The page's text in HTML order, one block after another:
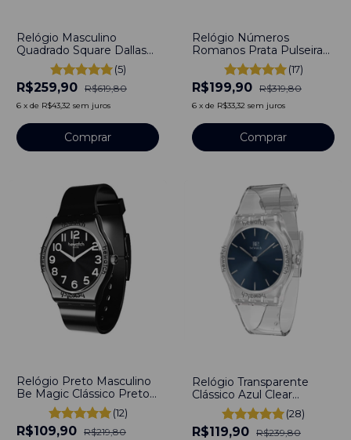
Relógio Masculino
Quadrado Square Dallas
Blue Light Azul Pulseira
de Couro Marrom 40mm
Minimalista Aço
Inoxidável banhado a
titânio
(5)
R$259,90 R$619,80
6 x de R$43,32 sem juros
Comprar
Relógio Números
Romanos Prata Pulseira
Couro Preto
(17)
R$199,90 R$319,80
6 x de R$33,32 sem juros
Comprar
Relógio Preto Masculino
Be Magic Clássico Preto
Full Bewatch
(12)
R$109,90 R$219,80
Relógio Transparente
Clássico Azul Clear
Bewatch
(28)
R$119,90 R$239,80